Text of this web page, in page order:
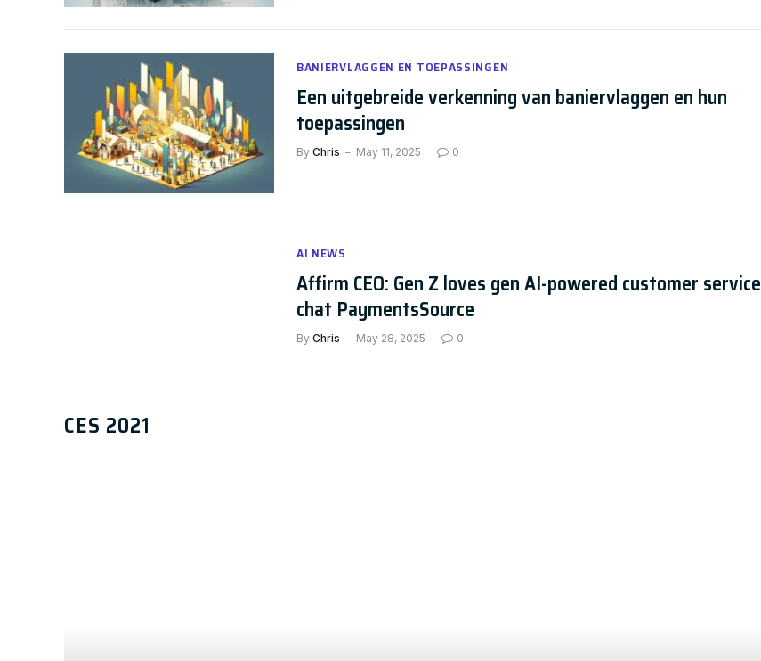
BANIERVLAGGEN EN TOEPASSINGEN
Een uitgebreide verkenning van baniervlaggen en hun
toepassingen
By Chris May 11, 2025 0
AI NEWS
Affirm CEO: Gen Z loves gen AI-powered customer service
chat PaymentsSource
By Chris May 28, 2025 0
CES 2021